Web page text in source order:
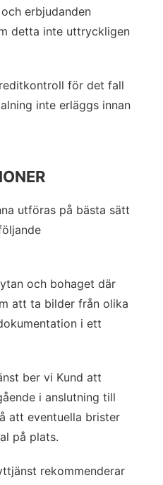
erbjudanden
detta inte uttryckligen
för det fall
inte erläggs innan
utföras på bästa sätt
och bohaget där
att ta bilder från olika
i ett
ber vi Kund att
i anslutning till
att eventuella brister
på plats.
rekommenderar